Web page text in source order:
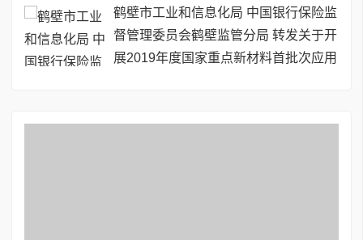
鹤壁市工业和信息化局 中国银行保险监
督管理委员会鹤壁监管分局 转发关于开
展2019年度国家重点新材料首批次应用